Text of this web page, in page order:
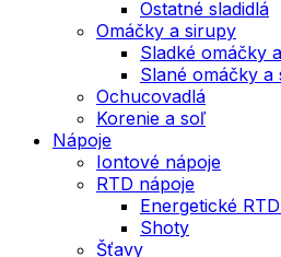
Ostatné sladidlá
Omáčky a sirupy
Sladké omáčky
Slané omáčky a
Ochucovadlá
Korenie a soľ
Nápoje
Iontové nápoje
RTD nápoje
Energetické
Shoty
Šťavy